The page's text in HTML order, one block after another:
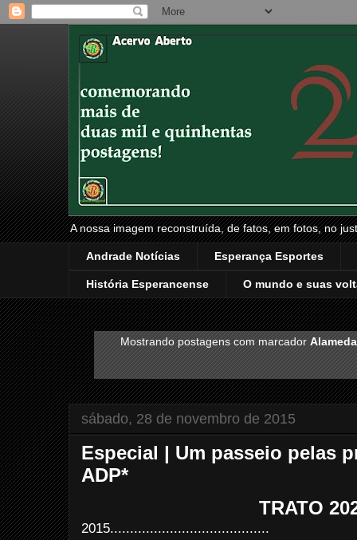
A nossa imagem reconstruída, de fatos, em fotos, no
Andrade Notícias Esperança Esportes
História Esperancense O mundo e suas
Mostrando postagens com marcadorAlameda
sábado, 28 de novembro de 2015
Especial | Um passeio pelas
ADP*
TRATO
2015........................................